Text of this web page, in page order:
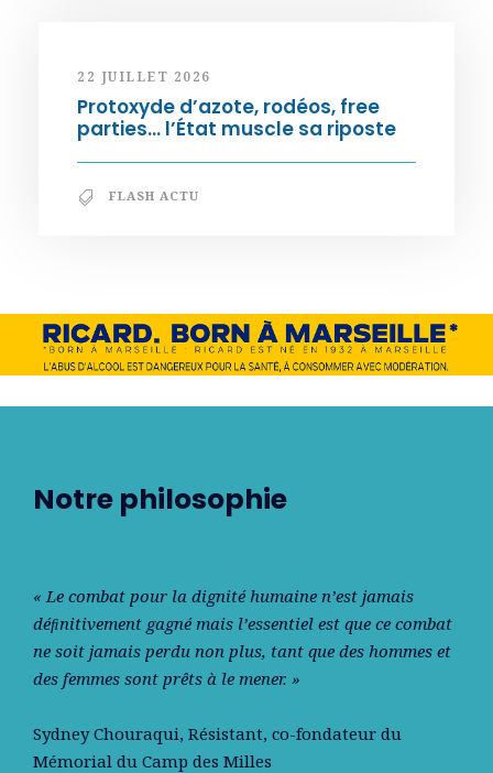
22 JUILLET 2026
Protoxyde d’azote, rodéos, free
parties… l’État muscle sa riposte
FLASH ACTU
Notre philosophie
« Le combat pour la dignité humaine n’est jamais
déﬁnitivement gagné mais l’essentiel est que ce combat
ne soit jamais perdu non plus, tant que des hommes et
des femmes sont prêts à le mener. »
Sydney Chouraqui, Résistant, co-fondateur du
Mémorial du Camp des Milles